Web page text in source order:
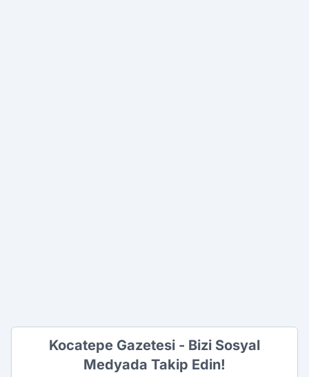
Kocatepe Gazetesi - Bizi Sosyal
Medyada Takip Edin!